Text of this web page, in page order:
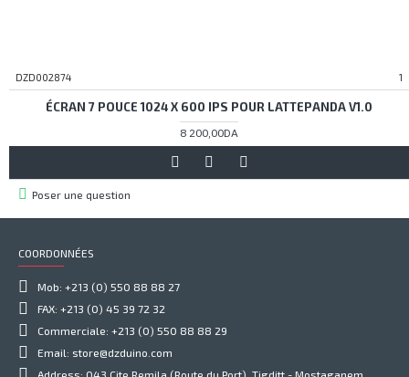
DZD002874 1
ÉCRAN 7 POUCE 1024 X 600 IPS POUR LATTEPANDA V1.0
8 200,00DA
Poser une question
COORDONNÉES
Mob: +213 (0) 550 88 88 27
FAX: +213 (0) 45 39 72 32
Commerciale: +213 (0) 550 88 88 29
Email: store@dzduino.com
Address: 043 Cite Remila (Route du Port), Tigditt - Mostaganem